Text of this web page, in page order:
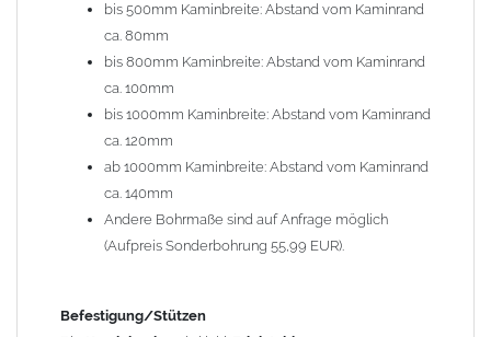
Es stehen insgesamt 20 verschiedene Typen zur Auswahl. Bitte
Auswahlfeldangeben.
Standardhauben siehe Auswahlfeld: 01 Haus,03 Welle
(unser Topseller)
Laube, 13 Schwalbe, 14 Sattel Welle, 15 Welle 90° gedreht,
17 Dach, 18 Plafond 2, 19 S-Line, 20 Pult
Typ 07 (Welle hoch) und 08 (Doppel Welle) haben einen
Aufpreis von 20% (bitte anfragen - Bestellung nicht über
Shop möglich).
Die Typen 02 (Bogen), 06 (Krempe), 09 (Pagode), 10
1,5mm hergestellt (Preis auf Anfrage = ca. 2-3-fache vom
bis 500mm Kaminbreite: Abstand vom Kaminrand
ca. 80mm
bis 800mm Kaminbreite: Abstand vom Kaminrand
ca. 100mm
bis 1000mm Kaminbreite: Abstand vom Kaminrand
ca. 120mm
ab 1000mm Kaminbreite: Abstand vom Kaminrand
ca. 140mm
Andere Bohrmaße sind auf Anfrage möglich
(Aufpreis Sonderbohrung 55,99 EUR).
Befestigung/Stützen